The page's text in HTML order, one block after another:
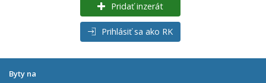
Pridať inzerát
Prihlásiť sa ako RK
Byty na